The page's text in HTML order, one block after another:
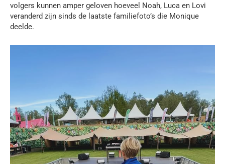
volgers kunnen amper geloven hoeveel Noah, Luca en Lovi
veranderd zijn sinds de laatste familiefoto’s die Monique
deelde.